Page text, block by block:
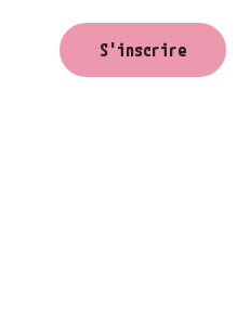
S'inscrire